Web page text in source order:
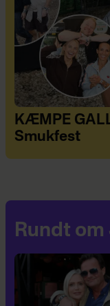
KÆMPE
Smukfest
Rundt om